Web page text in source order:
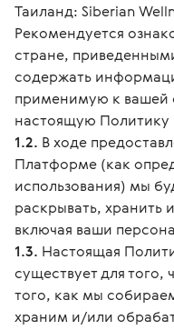
Таиланд: Siberian
Рекомендуется
стране,
содержать
применимую к вашей
настоящую
1.2. В ходе
Платформе (как
использования) мы
раскрывать, хранить
включая ваши
1.3. Настоящая
существует для того,
того, как мы
храним и/или